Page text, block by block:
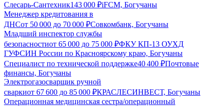
Слесарь-Сантехник143 000 ₽iFCM, Богучаны
Менеджер кредитования в
ДНСот 50 000 до 70 000 ₽Совкомбанк, Богучаны
Младший инспектор службы
безопасностиот 65 000 до 75 000 ₽ФКУ КП-13 ОУХД
ГУФСИН России по Красноярскому краю, Богучаны
Специалист по технической поддержке40 400 ₽Почтовые
финансы, Богучаны
Электрогазосварщик ручной
сваркиот 67 600 до 85 000 ₽КРАСЛЕСИНВЕСТ, Богучаны
Операционная медицинская сестра/операционный